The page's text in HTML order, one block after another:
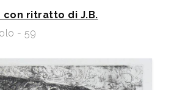
con ritratto di J.B.
- 59